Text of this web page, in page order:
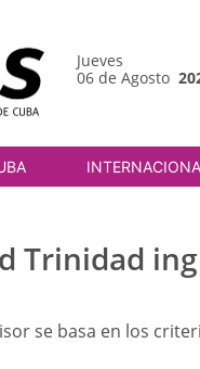
Jueves
06 de Agosto
Trinidad
se basa en los